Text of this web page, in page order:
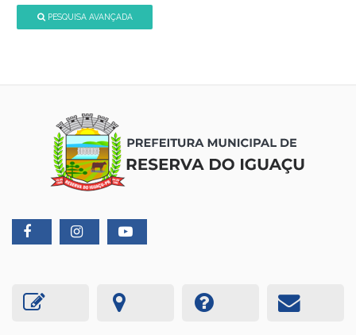
PESQUISA AVANÇADA